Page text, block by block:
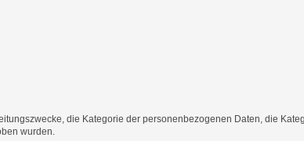
die Kategorie der personenbezogenen Daten, die
wurden.